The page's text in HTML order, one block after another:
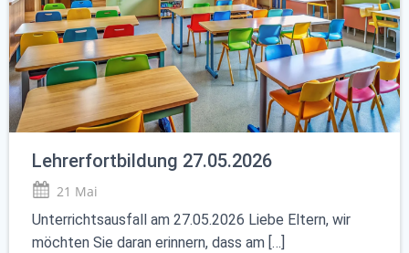
Lehrerfortbildung 27.05.2026
21 Mai
Unterrichtsausfall am 27.05.2026 Liebe Eltern, wir
möchten Sie daran erinnern, dass am […]